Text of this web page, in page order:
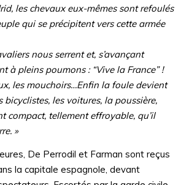
les chevaux eux-mêmes sont refoulés
qui se précipitent vers cette armée
nous serrent et, s’avançant
à pleins poumons : “Vive la France” !
les mouchoirs…Enfin la foule devient
bicyclistes, les voitures, la poussière,
compact, tellement effroyable, qu’il
»
De Perrodil et Farman sont reçus
la capitale espagnole, devant